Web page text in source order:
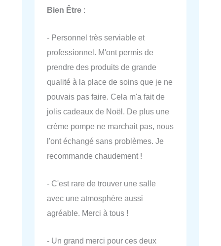
Bien Être :
- Personnel très serviable et
professionnel. M'ont permis de
prendre des produits de grande
qualité à la place de soins que je ne
pouvais pas faire. Cela m'a fait de
jolis cadeaux de Noël. De plus une
crème pompe ne marchait pas, nous
l'ont échangé sans problèmes. Je
recommande chaudement !
- C'est rare de trouver une salle
avec une atmosphère aussi
agréable. Merci à tous !
- Un grand merci pour ces deux